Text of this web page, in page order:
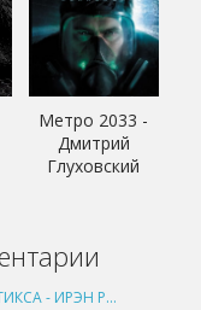
Метро 2033 -
Дмитрий
Глуховский
БОГИ СТИКСА - ИРЭН РУДКЕВИЧ